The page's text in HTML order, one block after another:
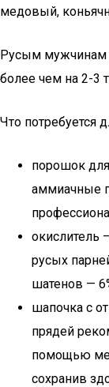
медовый,
Русым мужчинам
более чем на 2-3
Что потребуется
порошок
аммиачные
окислитель
русых
шатенов —
шапочка с
прядей
помощью
сохранив